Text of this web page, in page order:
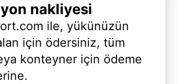
nakliyesi
ile, yükünüzün
için ödersiniz, tüm
konteyner için ödeme